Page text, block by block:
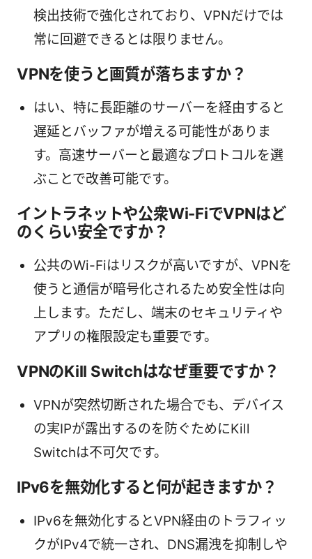
検出技術で強化されており、VPNだけでは
常に回避できるとは限りません。
VPNを使うと画質が落ちますか？
はい、特に長距離のサーバーを経由すると
遅延とバッファが増える可能性がありま
す。高速サーバーと最適なプロトコルを選
ぶことで改善可能です。
イントラネットや公衆Wi-FiでVPNはど
のくらい安全ですか？
公共のWi-Fiはリスクが高いですが、VPNを
使うと通信が暗号化されるため安全性は向
上します。ただし、端末のセキュリティや
アプリの権限設定も重要です。
VPNのKill Switchはなぜ重要ですか？
VPNが突然切断された場合でも、デバイス
の実IPが露出するのを防ぐためにKill
Switchは不可欠です。
IPv6を無効化すると何が起きますか？
IPv6を無効化するとVPN経由のトラフィッ
クがIPv4で統一され、DNS漏洩を抑制しや